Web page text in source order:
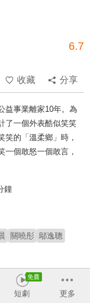
6.7
收藏
分享
益事業離家10年。為
了一個外表酷似笑笑
笑的「溫柔鄉」時，
一個敢怒一個敢言，
鐘
關曉彤 鄔逸聰
短劇 更多